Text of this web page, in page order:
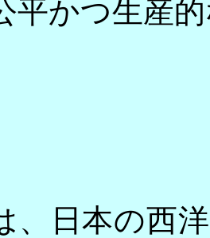
平かつ生産
日本の西